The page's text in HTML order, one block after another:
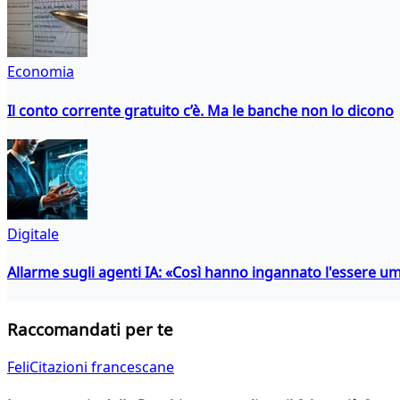
Economia
Il conto corrente gratuito c’è. Ma le banche non lo dicono
Digitale
Allarme sugli agenti IA: «Così hanno ingannato l'essere
Raccomandati per te
FeliCitazioni francescane